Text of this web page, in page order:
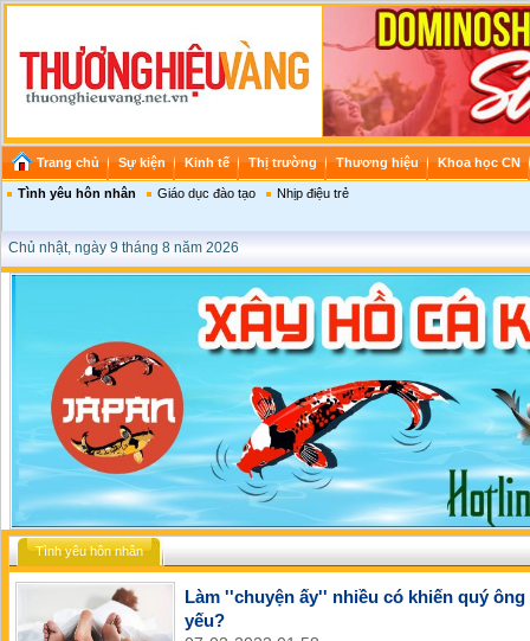
Trang chủ Sự kiện Kinh tế Thị trường Thương hiệu Khoa học CN
Tình yêu hôn nhân Giáo dục đào tạo Nhịp điệu trẻ
Chủ nhật, ngày 9 tháng 8 năm 2026
Tình yêu hôn nhân
Làm ''chuyện ấy'' nhiều có khiến quý ông
yếu?